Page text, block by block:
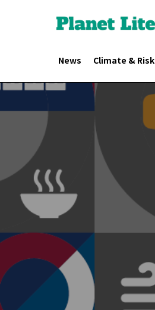
News Climate & Risk